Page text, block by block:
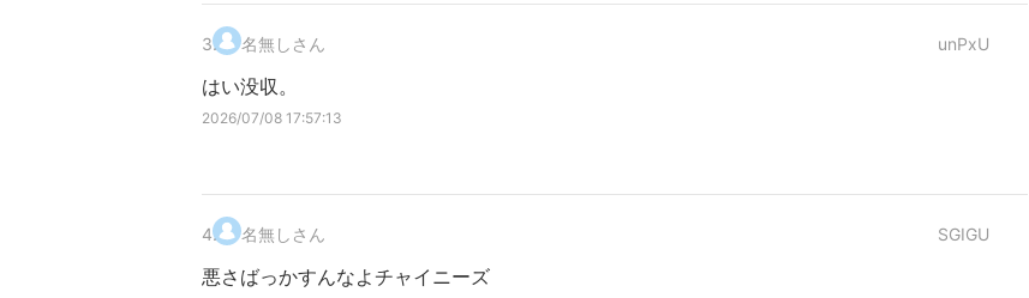
3. 名無しさん unPxU
はい没収。
2026/07/08 17:57:13
4. 名無しさん SGIGU
悪さばっかすんなよチャイニーズ